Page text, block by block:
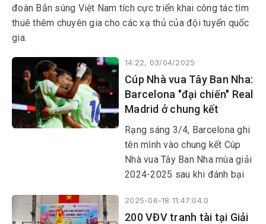
đoàn Bắn súng Việt Nam tích cực triển khai công tác tìm
thuê thêm chuyên gia cho các xạ thủ của đội tuyển quốc
gia.
14:22, 03/04/2025
Cúp Nhà vua Tây Ban Nha:
Barcelona "đại chiến" Real
Madrid ở chung kết
Rạng sáng 3/4, Barcelona ghi
tên mình vào chung kết Cúp
Nhà vua Tây Ban Nha mùa giải
2024-2025 sau khi đánh bại
sân khách ở bán kết lượt về.
2025-06-18 11:47:04.0
200 VĐV tranh tài tại Giải